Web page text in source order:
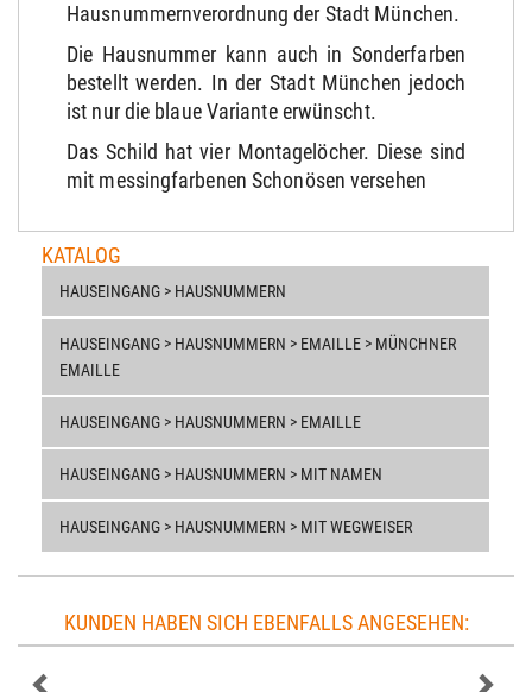
Hausnummernverordnung der Stadt München.
Die Hausnummer kann auch in Sonderfarben
bestellt werden. In der Stadt München jedoch
ist nur die blaue Variante erwünscht.
Das Schild hat vier Montagelöcher. Diese sind
mit messingfarbenen Schonösen versehen
KATALOG
HAUSEINGANG > HAUSNUMMERN
HAUSEINGANG > HAUSNUMMERN > EMAILLE > MÜNCHNER
EMAILLE
HAUSEINGANG > HAUSNUMMERN > EMAILLE
HAUSEINGANG > HAUSNUMMERN > MIT NAMEN
HAUSEINGANG > HAUSNUMMERN > MIT WEGWEISER
KUNDEN HABEN SICH EBENFALLS ANGESEHEN: